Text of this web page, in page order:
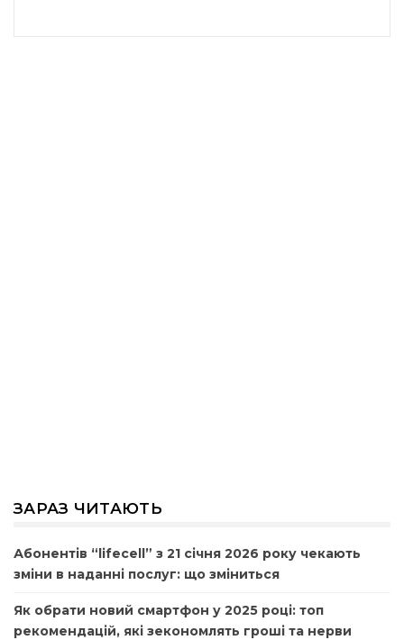
ЗАРАЗ ЧИТАЮТЬ
Абонентів “lifecell” з 21 січня 2026 року чекають
зміни в наданні послуг: що зміниться
Як обрати новий смартфон у 2025 році: топ
рекомендацій, які зекономлять гроші та нерви